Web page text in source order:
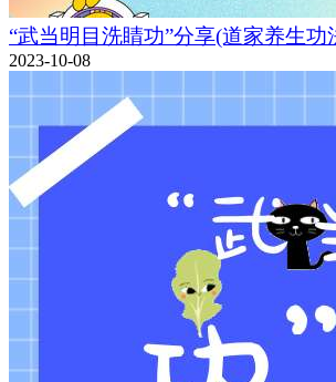
“武当明目洗睛功”分享(道家养生功
2023-10-08